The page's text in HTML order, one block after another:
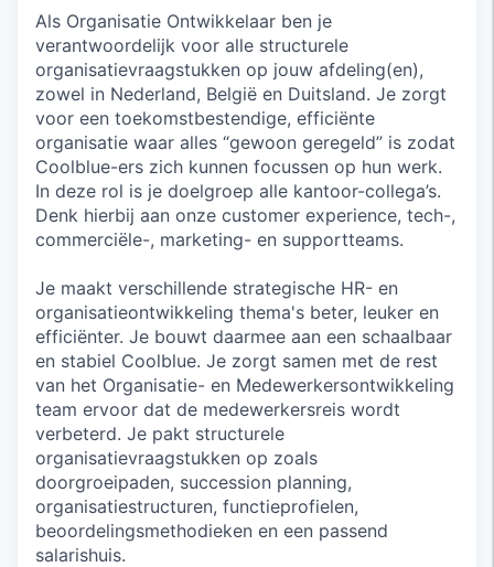
Als Organisatie Ontwikkelaar ben je
verantwoordelijk voor alle structurele
organisatievraagstukken op jouw afdeling(en),
zowel in Nederland, België en Duitsland. Je zorgt
voor een toekomstbestendige, efficiënte
organisatie waar alles “gewoon geregeld” is zodat
Coolblue-ers zich kunnen focussen op hun werk.
In deze rol is je doelgroep alle kantoor-collega’s.
Denk hierbij aan onze customer experience, tech-,
commerciële-, marketing- en supportteams.
Je maakt verschillende strategische HR- en
organisatieontwikkeling thema's beter, leuker en
efficiënter. Je bouwt daarmee aan een schaalbaar
en stabiel Coolblue. Je zorgt samen met de rest
van het Organisatie- en Medewerkersontwikkeling
team ervoor dat de medewerkersreis wordt
verbeterd. Je pakt structurele
organisatievraagstukken op zoals
doorgroeipaden, succession planning,
organisatiestructuren, functieprofielen,
beoordelingsmethodieken en een passend
salarishuis.